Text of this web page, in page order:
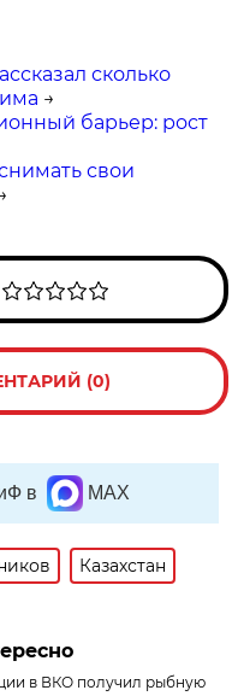
сколько
→
барьер: рост
свои
(0)
в MAX
Казахстан
в ВКО получил рыбную